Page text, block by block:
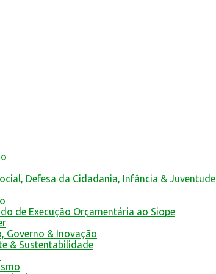
Defesa da Cidadania, Infância & Juventude
de Execução Orçamentária ao Siope
Governo & Inovação
& Sustentabilidade